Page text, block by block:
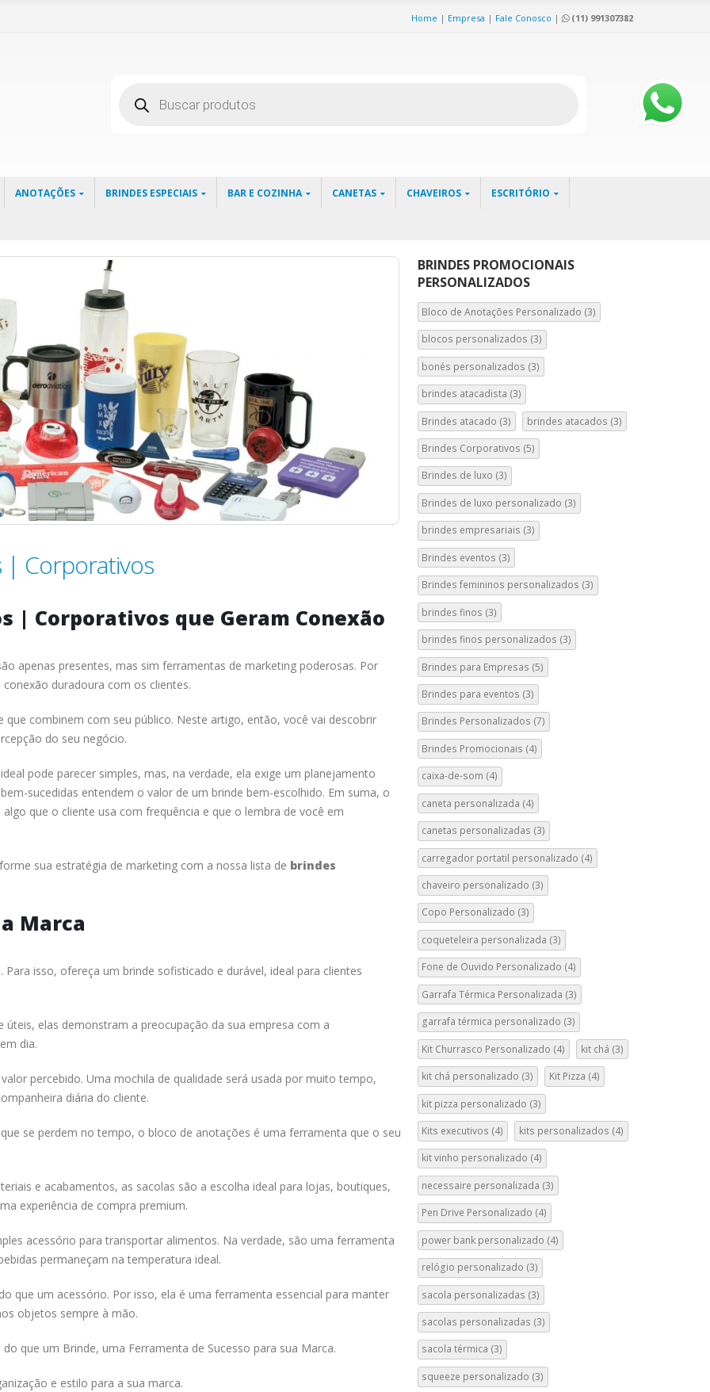
Home | Empresa | Fale Conosco | (11) 991307382
produtos
ANOTAÇÕES BRINDES ESPECIAIS BAR E COZINHA CANETAS CHAVEIROS ESCRITÓRIO
| Corporativos
| Corporativos que Geram Conexão
apenas presentes, mas sim ferramentas de marketing poderosas. Por
duradoura com os clientes.
que combinem com seu público. Neste artigo, então, você vai descobrir
do seu negócio.
pode parecer simples, mas, na verdade, ela exige um planejamento
sucedidas entendem o valor de um brinde bem-escolhido. Em suma, o
que o cliente usa com frequência e que o lembra de você em
sua estratégia de marketing com a nossa lista de brindes
Marca
isso, ofereça um brinde sofisticado e durável, ideal para clientes
úteis, elas demonstram a preocupação da sua empresa com a
dia.
percebido. Uma mochila de qualidade será usada por muito tempo,
diária do cliente.
se perdem no tempo, o bloco de anotações é uma ferramenta que o seu
e acabamentos, as sacolas são a escolha ideal para lojas, boutiques,
experiência de compra premium.
acessório para transportar alimentos. Na verdade, são uma ferramenta
permaneçam na temperatura ideal.
que um acessório. Por isso, ela é uma ferramenta essencial para manter
objetos sempre à mão.
que um Brinde, uma Ferramenta de Sucesso para sua Marca.
e estilo para a sua marca.
BRINDES PROMOCIONAIS
PERSONALIZADOS
Bloco de Anotações Personalizado (3)
blocos personalizados (3)
bonés personalizados (3)
brindes atacadista (3)
Brindes atacado (3) brindes atacados (3)
Brindes Corporativos (5)
Brindes de luxo (3)
Brindes de luxo personalizado (3)
brindes empresariais (3)
Brindes eventos (3)
Brindes femininos personalizados (3)
brindes finos (3)
brindes finos personalizados (3)
Brindes para Empresas (5)
Brindes para eventos (3)
Brindes Personalizados (7)
Brindes Promocionais (4)
caixa-de-som (4)
caneta personalizada (4)
canetas personalizadas (3)
carregador portatil personalizado (4)
chaveiro personalizado (3)
Copo Personalizado (3)
coqueteleira personalizada (3)
Fone de Ouvido Personalizado (4)
Garrafa Térmica Personalizada (3)
garrafa térmica personalizado (3)
Kit Churrasco Personalizado (4) kit chá (3)
kit chá personalizado (3) Kit Pizza (4)
kit pizza personalizado (3)
Kits executivos (4) kits personalizados (4)
kit vinho personalizado (4)
necessaire personalizada (3)
Pen Drive Personalizado (4)
power bank personalizado (4)
relógio personalizado (3)
sacola personalizadas (3)
sacolas personalizadas (3)
sacola térmica (3)
squeeze personalizado (3)